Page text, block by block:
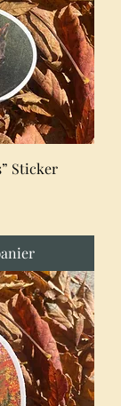
Sticker